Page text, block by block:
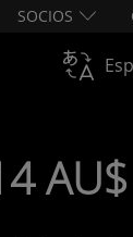
SOCIOS
AU$